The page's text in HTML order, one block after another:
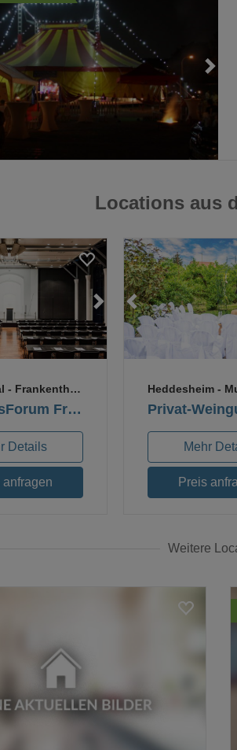
Loading...
Locations aus
CongressForum Frankenthal
- Frankenthal (Pfalz)
Details
anfragen
Heddesheim-
Mehr
Preis
Weitere
Loading...